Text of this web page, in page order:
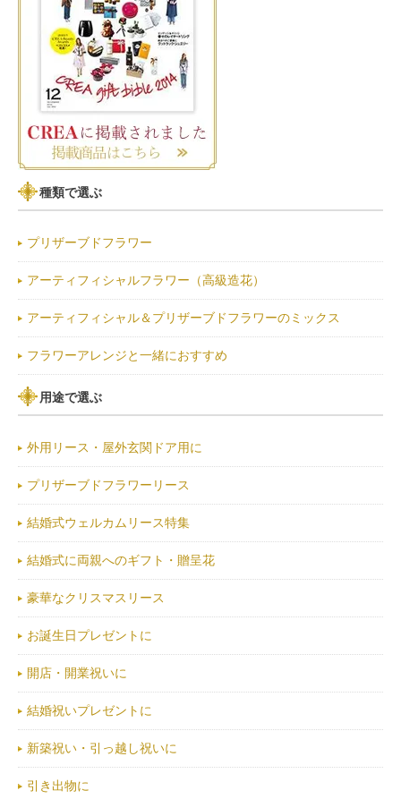
種類で選ぶ
プリザーブドフラワー
アーティフィシャルフラワー（高級造花）
アーティフィシャル＆プリザーブドフラワーのミックス
フラワーアレンジと一緒におすすめ
用途で選ぶ
外用リース・屋外玄関ドア用に
プリザーブドフラワーリース
結婚式ウェルカムリース特集
結婚式に両親へのギフト・贈呈花
豪華なクリスマスリース
お誕生日プレゼントに
開店・開業祝いに
結婚祝いプレゼントに
新築祝い・引っ越し祝いに
引き出物に